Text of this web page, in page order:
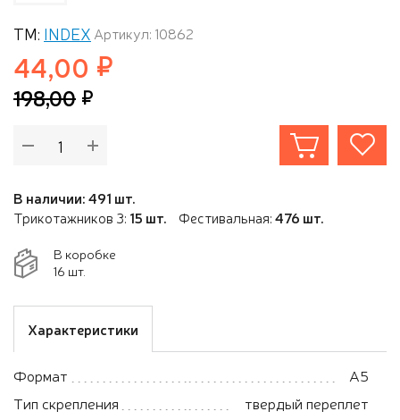
ТМ: INDEX Артикул: 10862
44,00
198,00
В наличии: 491 шт.
Трикотажников 3: 15 шт. Фестивальная:476 шт.
В коробке
16 шт.
Характеристики
Формат
А5
Тип скрепления
твердый переплет